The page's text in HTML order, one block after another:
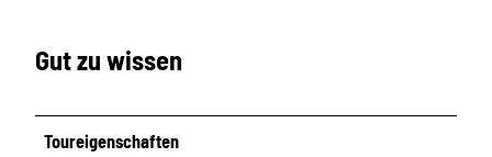
Gut zu wissen
Toureigenschaften